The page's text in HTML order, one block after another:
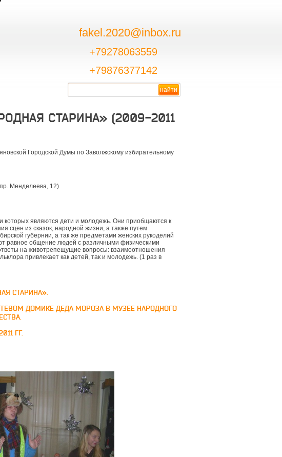
fakel.2020@inbox.ru
+79278063559
+79876377142
СТАРИНА» (2009-2011
Городской Думы по Заволжскому избирательному
Менделеева, 12)
которых являются дети и молодежь. Они приобщаются к
сцен из сказок, народной жизни, а также путем
губернии, а так же предметами женских рукоделий
равное общение людей с различными физическими
на животрепещущие вопросы: взаимоотношения
привлекает как детей, так и молодежь. (1 раз в
СТАРИНА».
ДОМИКЕ ДЕДА МОРОЗА В МУЗЕЕ НАРОДНОГО
ГГ.